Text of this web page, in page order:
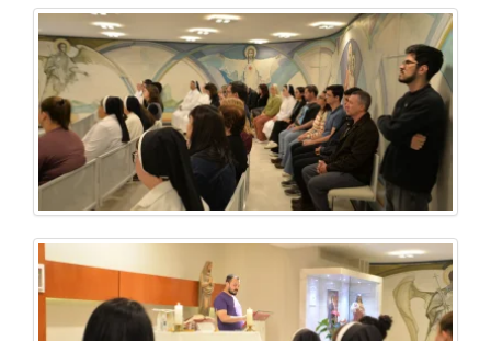
Internacionalização
UATI